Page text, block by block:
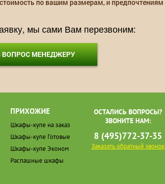
по вашим размерам, и предпочтениям
мы сами Вам перезвоним:
ВОПРОС МЕНЕДЖЕРУ
ПРИХОЖИЕ
Шкафы-купе на заказ
Шкафы-купе Готовые
Шкафы-купе Эконом
Распашные шкафы
ОСТАЛИСЬ ВОПРОСЫ?
ЗВОНИТЕ НАМ:
8 (495)772-37-35
Заказать обратный звонок